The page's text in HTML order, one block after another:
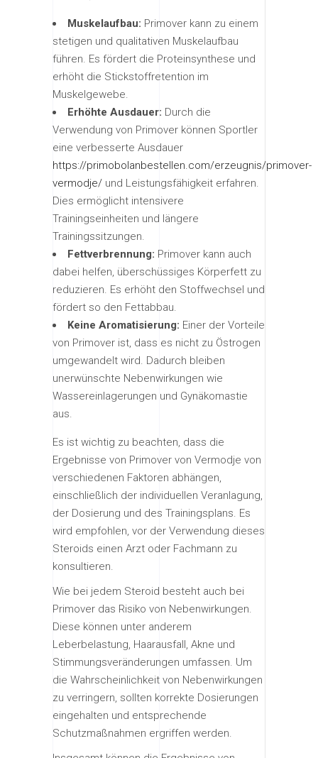
Muskelaufbau: Primover kann zu einem
stetigen und qualitativen Muskelaufbau
führen. Es fördert die Proteinsynthese und
erhöht die Stickstoffretention im
Muskelgewebe.
Erhöhte Ausdauer: Durch die
Verwendung von Primover können Sportler
eine verbesserte Ausdauer
https://primobolanbestellen.com/erzeugnis/primover-
vermodje/ und Leistungsfähigkeit erfahren.
Dies ermöglicht intensivere
Trainingseinheiten und längere
Trainingssitzungen.
Fettverbrennung: Primover kann auch
dabei helfen, überschüssiges Körperfett zu
reduzieren. Es erhöht den Stoffwechsel und
fördert so den Fettabbau.
Keine Aromatisierung: Einer der Vorteile
von Primover ist, dass es nicht zu Östrogen
umgewandelt wird. Dadurch bleiben
unerwünschte Nebenwirkungen wie
Wassereinlagerungen und Gynäkomastie
aus.
Es ist wichtig zu beachten, dass die
Ergebnisse von Primover von Vermodje von
verschiedenen Faktoren abhängen,
einschließlich der individuellen Veranlagung,
der Dosierung und des Trainingsplans. Es
wird empfohlen, vor der Verwendung dieses
Steroids einen Arzt oder Fachmann zu
konsultieren.
Wie bei jedem Steroid besteht auch bei
Primover das Risiko von Nebenwirkungen.
Diese können unter anderem
Leberbelastung, Haarausfall, Akne und
Stimmungsveränderungen umfassen. Um
die Wahrscheinlichkeit von Nebenwirkungen
zu verringern, sollten korrekte Dosierungen
eingehalten und entsprechende
Schutzmaßnahmen ergriffen werden.